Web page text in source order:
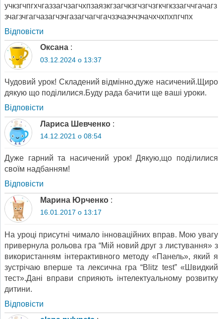
учкзгчпгхчгаззагчзагчхпзаязкгзагчкзгчзгчзгкчгкззагччгачагз
зчагзчгагчазагчзчгазагчагчгачззчазччзчачхчхпхпгчпх
Відповіcти
Оксана :
03.12.2024 о 13:37
Чудовий урок! Складений відмінно,дуже насичений.Щиро
дякую що поділилися.Буду рада бачити ще ваші уроки.
Відповіcти
Лариса Шевченко :
14.12.2021 о 08:54
Дуже гарний та насичений урок! Дякую,що поділилися
своїм надбанням!
Відповіcти
Марина Юрченко :
16.01.2017 о 13:17
На уроці присутні чимало інноваційних вправ. Мою увагу
привернула рольова гра “Мій новий друг з листування» з
використанням інтерактивного методу «Панель», який я
зустрічаю вперше та лексична гра “Blitz test” «Швидкий
тест».Дані вправи сприяють інтелектуальному розвитку
дитини.
Відповіcти